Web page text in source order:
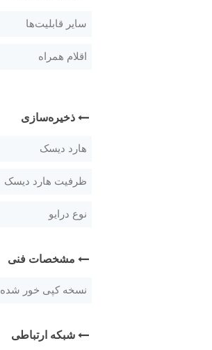
سایر قابلیت‌ها
اقلام همراه
ذخیره‌سازی
هارد دیسک
ظرفیت هارد دیسک
نوع درایو
مشخصات فنی
نسخه کپی خور شده
شبکه ارتباطی